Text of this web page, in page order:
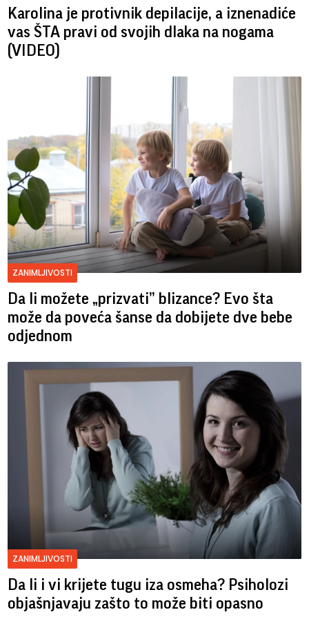
Karolina je protivnik depilacije, a iznenadiće
vas ŠTA pravi od svojih dlaka na nogama
(VIDEO)
ZANIMLJIVOSTI
Da li možete „prizvati” blizance? Evo šta
može da poveća šanse da dobijete dve bebe
odjednom
ZANIMLJIVOSTI
Da li i vi krijete tugu iza osmeha? Psiholozi
objašnjavaju zašto to može biti opasno